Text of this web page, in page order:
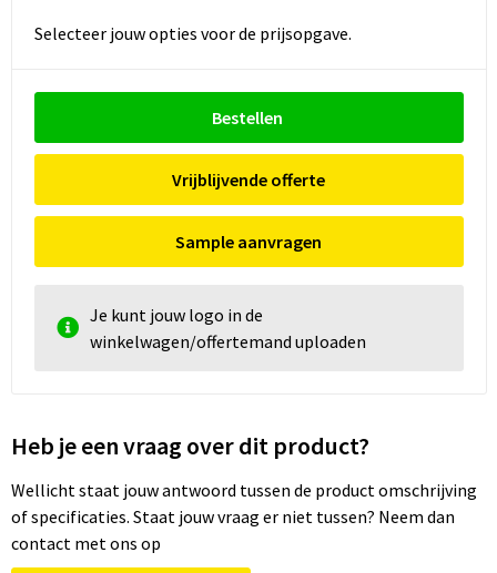
Selecteer jouw opties voor de prijsopgave.
Bestellen
Vrijblijvende offerte
Sample aanvragen
Je kunt jouw logo in de
winkelwagen/offertemand uploaden
Heb je een vraag over dit product?
Wellicht staat jouw antwoord tussen de product omschrijving
of specificaties. Staat jouw vraag er niet tussen? Neem dan
contact met ons op